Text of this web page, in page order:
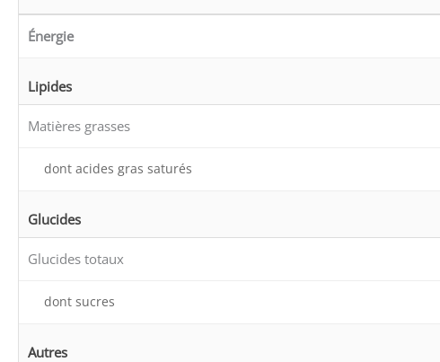
Énergie
Lipides
Matières grasses
dont acides gras saturés
Glucides
Glucides totaux
dont sucres
Autres